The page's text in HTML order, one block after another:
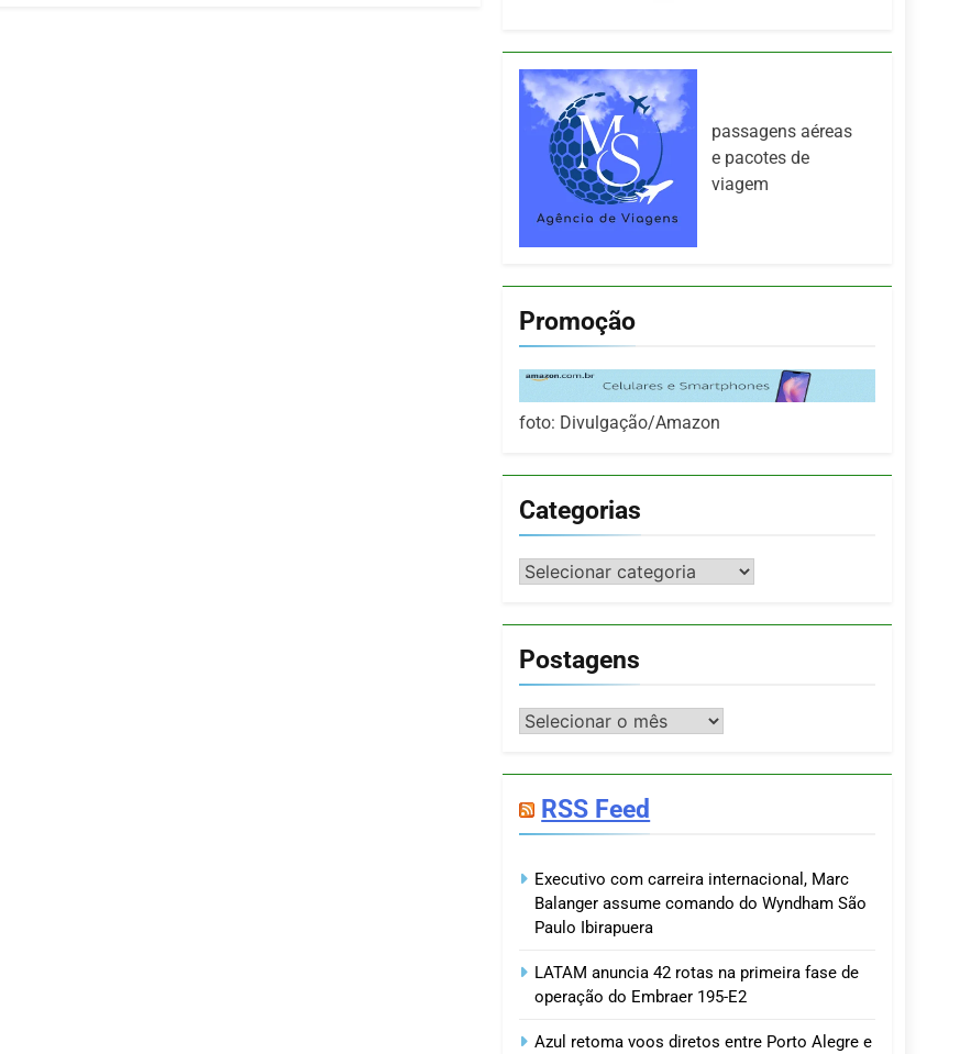
passagens aéreas
e pacotes de
viagem
Promoção
foto: Divulgação/Amazon
Categorias
Categorias
Postagens
Postagens
RSS Feed
Executivo com carreira internacional, Marc
Balanger assume comando do Wyndham São
Paulo Ibirapuera
LATAM anuncia 42 rotas na primeira fase de
operação do Embraer 195-E2
Azul retoma voos diretos entre Porto Alegre e